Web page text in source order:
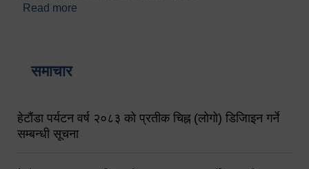
Read more
समाचार
हेटौंडा पर्यटन वर्ष २०८३ को प्रतीक चिह्न (लोगो) डिजिाइन गर्ने
सम्बन्धी सूचना